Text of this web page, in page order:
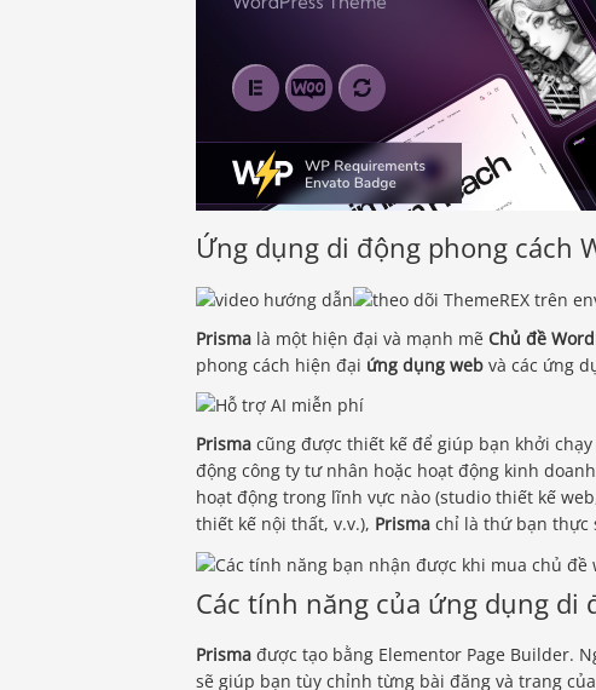
Ứng dụng di động phong cách
Prisma là một hiện đại và mạnh mẽ Chủ đề
phong cách hiện đại ứng dụng web và các ứng
Prisma cũng được thiết kế để giúp bạn khởi
động công ty tư nhân hoặc hoạt động kinh
hoạt động trong lĩnh vực nào (studio thiết kế
thiết kế nội thất, v.v.), Prisma chỉ là thứ bạn thực
Các tính năng của ứng dụng di
Prisma được tạo bằng Elementor Page Builder.
sẽ giúp bạn tùy chỉnh từng bài đăng và trang